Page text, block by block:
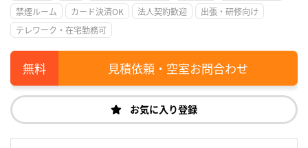
禁煙ルーム
カード決済OK 法人契約歓迎
出張・研修向け
テレワーク・在宅勤務可
見積依頼・空室お問合わせ
お気に入り登録